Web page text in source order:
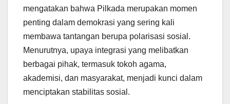
mengatakan bahwa Pilkada merupakan momen
penting dalam demokrasi yang sering kali
membawa tantangan berupa polarisasi sosial.
Menurutnya, upaya integrasi yang melibatkan
berbagai pihak, termasuk tokoh agama,
akademisi, dan masyarakat, menjadi kunci dalam
menciptakan stabilitas sosial.